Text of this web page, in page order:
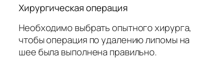
Хирургическая операция
Необходимо выбрать опытного хирурга,
чтобы операция по удалению липомы на
шее была выполнена правильно.